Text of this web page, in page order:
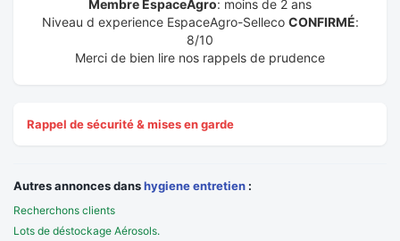
Membre EspaceAgro: moins de 2 ans
Niveau d experience EspaceAgro-Selleco CONFIRMÉ:
8/10
Merci de bien lire nos rappels de prudence
Rappel de sécurité & mises en garde
Autres annonces danshygiene entretien :
Recherchons clients
Lots de déstockage Aérosols.